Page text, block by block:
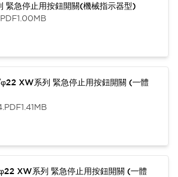
緊急停止用按鈕開關(機械指示器型)
1.00MB
XW系列 緊急停止用按鈕開關 (一體
.PDF1.41MB
XW系列 緊急停止用按鈕開關 (一體